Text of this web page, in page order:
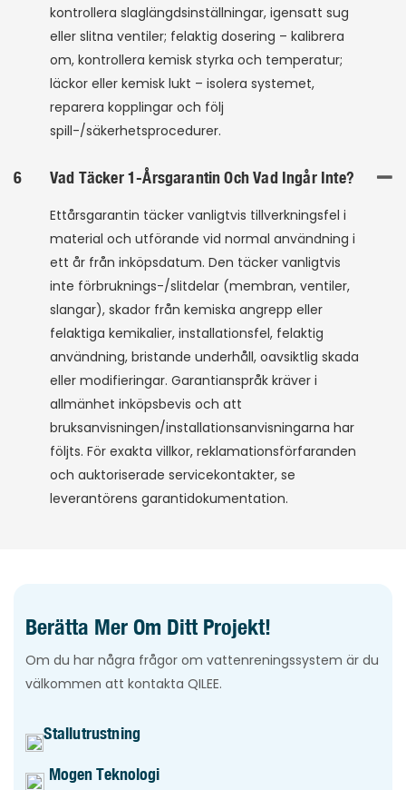
kontrollera slaglängdsinställningar, igensatt sug
eller slitna ventiler; felaktig dosering – kalibrera
om, kontrollera kemisk styrka och temperatur;
läckor eller kemisk lukt – isolera systemet,
reparera kopplingar och följ
spill-/säkerhetsprocedurer.
6 Vad Täcker 1-Årsgarantin Och Vad Ingår Inte?
Ettårsgarantin täcker vanligtvis tillverkningsfel i
material och utförande vid normal användning i
ett år från inköpsdatum. Den täcker vanligtvis
inte förbruknings-/slitdelar (membran, ventiler,
slangar), skador från kemiska angrepp eller
felaktiga kemikalier, installationsfel, felaktig
användning, bristande underhåll, oavsiktlig skada
eller modifieringar. Garantianspråk kräver i
allmänhet inköpsbevis och att
bruksanvisningen/installationsanvisningarna har
följts. För exakta villkor, reklamationsförfaranden
och auktoriserade servicekontakter, se
leverantörens garantidokumentation.
Berätta Mer Om Ditt Projekt!
Om du har några frågor om vattenreningssystem är du
välkommen att kontakta QILEE.
Stallutrustning
Mogen Teknologi